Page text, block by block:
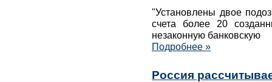
"Установлены двое
счета более 20
незаконную банковскую
Подробнее »
Россия